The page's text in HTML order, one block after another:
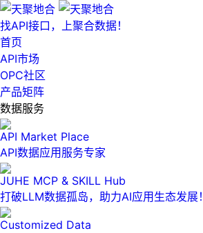
找API接口，上聚合数据！
首页
API市场
OPC社区
产品矩阵
数据服务
API Market Place
API数据应用服务专家
JUHE MCP & SKILL Hub
打破LLM数据孤岛，助力AI应用生态发展！
Customized Data